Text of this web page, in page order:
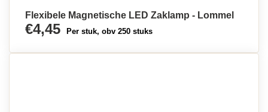
Flexibele Magnetische LED Zaklamp - Lommel
€4,45 Per stuk, obv 250 stuks